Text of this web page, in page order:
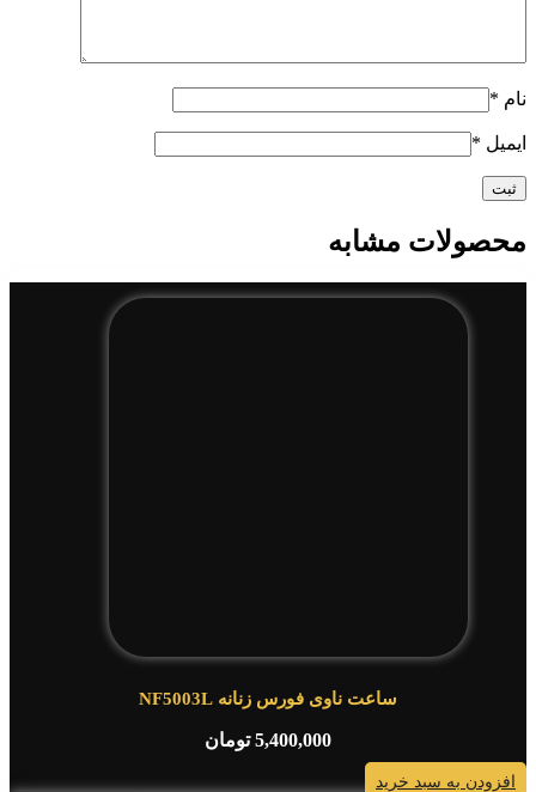
نام *
ایمیل *
محصولات مشابه
ساعت ناوی فورس زنانه NF5003L
5,400,000 تومان
افزودن به سبد خرید